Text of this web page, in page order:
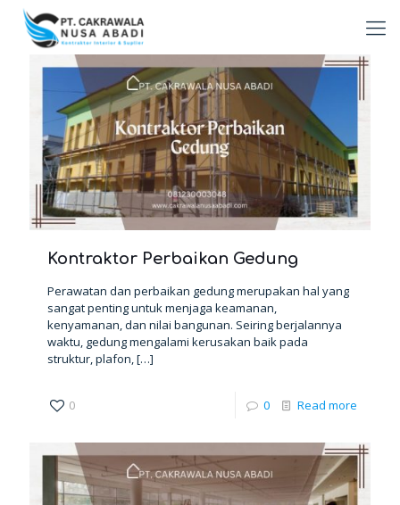
Kontraktor Perbaikan Gedung
Perawatan dan perbaikan gedung merupakan hal yang
sangat penting untuk menjaga keamanan,
kenyamanan, dan nilai bangunan. Seiring berjalannya
waktu, gedung mengalami kerusakan baik pada
struktur, plafon,[…]
0 0 Read more